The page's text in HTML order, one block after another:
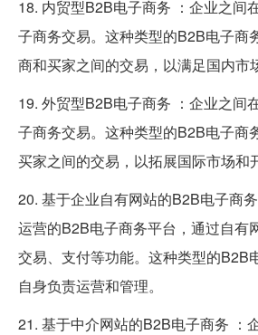
18. 内贸型B2B电子商务 ：企业之间
子商务交易。这种类型的B2B电子商
商和买家之间的交易，以满足国内市
19. 外贸型B2B电子商务 ：企业之间
子商务交易。这种类型的B2B电子商
买家之间的交易，以拓展国际市场和
20. 基于企业自有网站的B2B电子商
运营的B2B电子商务平台，通过自有
交易、支付等功能。这种类型的B2B
自身负责运营和管理。
21. 基于中介网站的B2B电子商务 ：